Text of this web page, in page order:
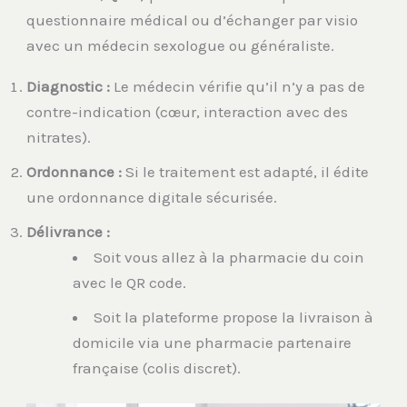
questionnaire médical ou d’échanger par visio
avec un médecin sexologue ou généraliste.
Diagnostic : Le médecin vérifie qu’il n’y a pas de
contre-indication (cœur, interaction avec des
nitrates).
Ordonnance : Si le traitement est adapté, il édite
une ordonnance digitale sécurisée.
Délivrance :
Soit vous allez à la pharmacie du coin
avec le QR code.
Soit la plateforme propose la livraison à
domicile via une pharmacie partenaire
française (colis discret).